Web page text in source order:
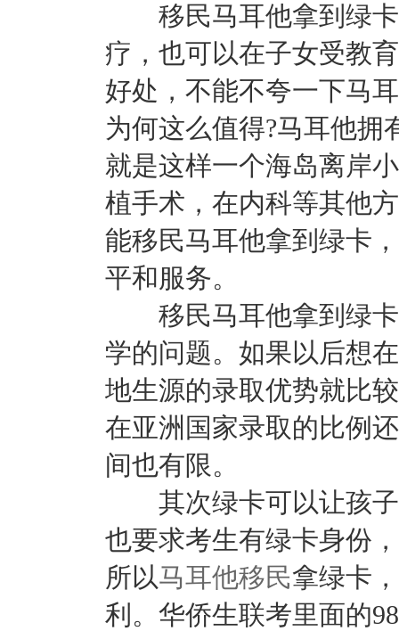
移民马耳他拿到绿卡
疗，也可以在子女受教
好处，不能不夸一下马
为何这么值得?马耳他拥
就是这样一个海岛离岸
植手术，在内科等其他
能移民马耳他拿到绿卡
平和服务。
移民马耳他拿到绿卡
学的问题。如果以后想
地生源的录取优势就比
在亚洲国家录取的比例
间也有限。
其次绿卡可以让孩子
也要求考生有绿卡身份
所以马耳他移民拿绿卡
利。华侨生联考里面的